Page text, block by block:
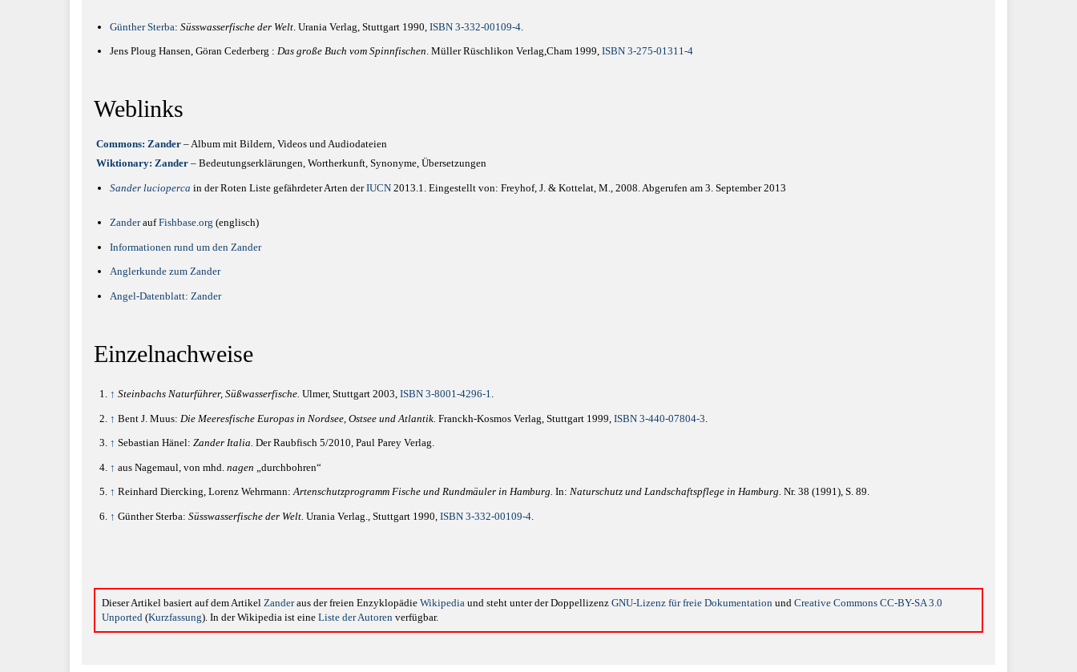
Günther Sterba: Süsswasserfische der Welt. Urania Verlag, Stuttgart 1990, ISBN 3-332-00109-4.
Jens Ploug Hansen, Göran Cederberg : Das große Buch vom Spinnfischen. Müller Rüschlikon Verlag,Cham 1999, ISBN 3-275-01311-4
Weblinks
Commons: Zander – Album mit Bildern, Videos und Audiodateien
Wiktionary: Zander – Bedeutungserklärungen, Wortherkunft, Synonyme, Übersetzungen
Sander lucioperca in der Roten Liste gefährdeter Arten derIUCN2013.1. Eingestellt von: Freyhof, J. & Kottelat, M., 2008. Abgerufen am 3. September 2013
ZanderaufFishbase.org (englisch)
Informationen rund um den Zander
Anglerkunde zum Zander
Angel-Datenblatt: Zander
Einzelnachweise
↑ Steinbachs Naturführer, Süßwasserfische. Ulmer, Stuttgart 2003, ISBN 3-8001-4296-1.
↑ Bent J. Muus: Die Meeresfische Europas in Nordsee, Ostsee und Atlantik. Franckh-Kosmos Verlag, Stuttgart 1999, ISBN 3-440-07804-3
↑ Sebastian Hänel: Zander Italia. Der Raubfisch 5/2010, Paul Parey Verlag.
↑ aus Nagemaul, von mhd. nagen „durchbohren“
↑ Reinhard Diercking, Lorenz Wehrmann:Artenschutzprogramm Fische und Rundmäuler in Hamburg. In: Naturschutz und Landschaftspflege in Hamburg. Nr. 38 (1991), S. 89.
↑ Günther Sterba: Süsswasserfische der Welt. Urania Verlag., Stuttgart 1990, ISBN 3-332-00109-4.
Dieser Artikel basiert auf dem Artikel Zanderaus der freien Enzyklopädie Wikipedia und steht unter der Doppellizenz GNU-Lizenz für freie Dokumentation und Creative Commons CC-BY-SA 3.0
Unported (Kurzfassung). In der Wikipedia ist eine Liste der Autoren verfügbar.